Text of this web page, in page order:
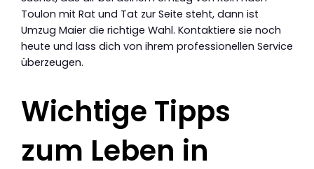
Toulon mit Rat und Tat zur Seite steht, dann ist
Umzug Maier die richtige Wahl. Kontaktiere sie noch
heute und lass dich von ihrem professionellen Service
überzeugen.
Wichtige Tipps
zum Leben in